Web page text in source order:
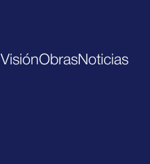
VisiónObrasNoticias